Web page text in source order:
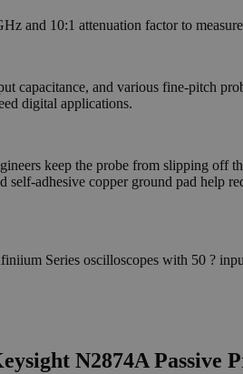
and 10:1 attenuation factor to
capacitance, and various fine-pitch
digital applications.
keep the probe from slipping off
self-adhesive copper ground pad help
Series oscilloscopes with 50 ?
N2874A Passive